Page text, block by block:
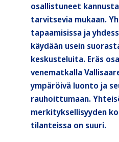
osallistuneet
tarvitsevia mukaan.
tapaamisissa ja
käydään usein
keskusteluita. Eräs
venematkalla
ympäröivä luonto ja
rauhoittumaan.
merkityksellisyyden
tilanteissa on suuri.